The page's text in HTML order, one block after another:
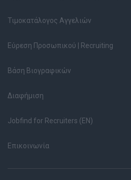
Τιμοκατάλογος Αγγελιών
Εύρεση Προσωπικού | Recruiting
Βάση Βιογραφικών
Διαφήμιση
Jobfind for Recruiters (EN)
Επικοινωνία